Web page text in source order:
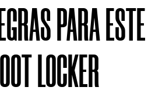
PARA ESTE
LOCKER